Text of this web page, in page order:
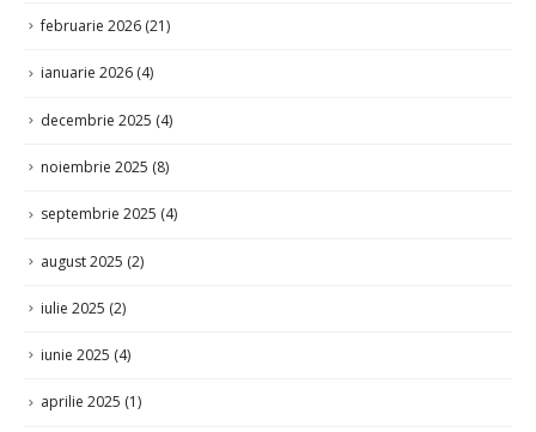
ianuarie 2026(4)
decembrie 2025
noiembrie 2025
septembrie 2025(4)
august 2025 (2)
iunie 2025 (4)
aprilie 2025 (1)
martie 2025 (27)